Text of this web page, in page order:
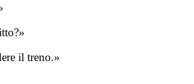
il treno.»